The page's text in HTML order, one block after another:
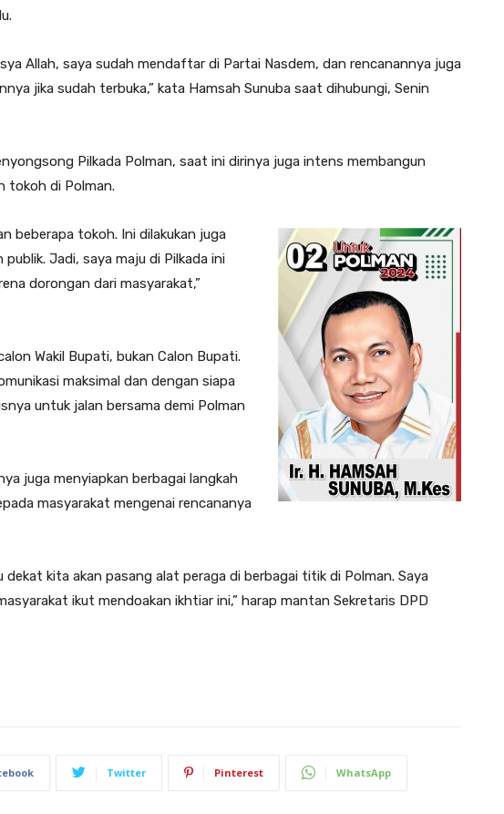
Allah, saya sudah mendaftar di Partai Nasdem, dan rencanannya juga
jika sudah terbuka,” kata Hamsah Sunuba saat dihubungi, Senin
Pilkada Polman, saat ini dirinya juga intens membangun
tokoh di Polman.
beberapa tokoh. Ini dilakukan juga
Jadi, saya maju di Pilkada ini
dorongan dari masyarakat,”
Wakil Bupati, bukan Calon Bupati.
maksimal dan dengan siapa
untuk jalan bersama demi Polman
juga menyiapkan berbagai langkah
masyarakat mengenai rencananya
dekat kita akan pasang alat peraga di berbagai titik di Polman. Saya
ikut mendoakan ikhtiar ini,” harap mantan Sekretaris DPD
Twitter Pinterest WhatsApp